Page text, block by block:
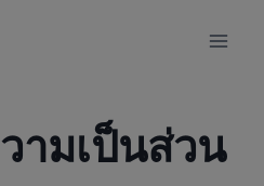
ามเป็นส่วน